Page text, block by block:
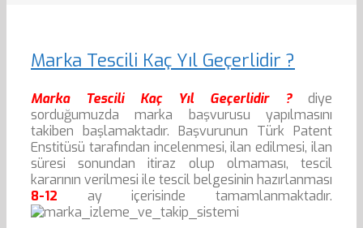
Marka Tescili Kaç Yıl Geçerlidir ?
Marka Tescili Kaç Yıl Geçerlidir ?diye
sorduğumuzda marka başvurusu yapılmasını
takiben başlamaktadır. Başvurunun Türk Patent
Enstitüsü tarafından incelenmesi, ilan edilmesi, ilan
süresi sonundan itiraz olup olmaması, tescil
kararının verilmesi ile tescil belgesinin hazırlanması
8-12 ay içerisinde tamamlanmaktadır.